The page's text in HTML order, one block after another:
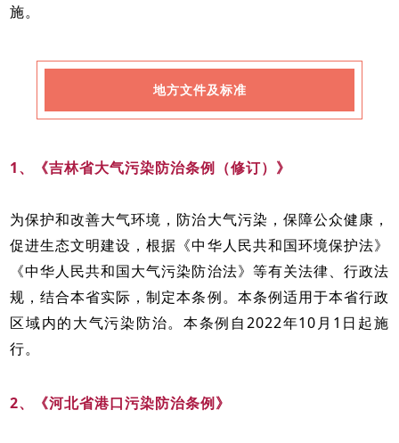
施。
地方文件及标准
1、《吉林省大气污染防治条例（修订）》
为保护和改善大气环境，防治大气污染，保障公众健康，
促进生态文明建设，根据《中华人民共和国环境保护法》
《中华人民共和国大气污染防治法》等有关法律、行政法
规，结合本省实际，制定本条例。本条例适用于本省行政
区域内的大气污染防治。本条例自2022年10月1日起施
行。
2、《河北省港口污染防治条例》